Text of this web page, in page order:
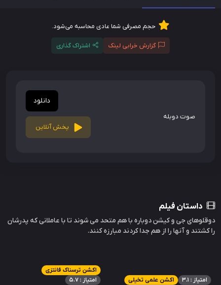
حجم مصرفی شما عادی محاسبه می‌شود.
گزارش خرابی لینک اشتراک گذاری
صوت دوبله
دانلود
پخش آنلاین
داستان فیلم
دوقلوهای جی و کیشن دوباره با هم متحد می شوند تا با عاملانی که پدرشان
را کشتند و آنها را از هم جدا کردند مبارزه کنند.
اکشن علمی تخیلی امتیاز : 3.1
اکشن ترسناک فانتزی
امتیاز : 5.7